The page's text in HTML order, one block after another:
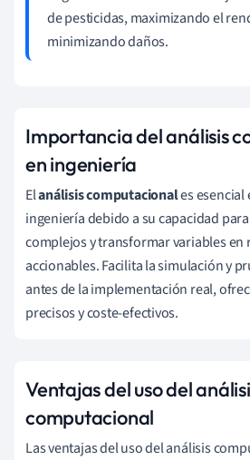
de pesticidas, maximizando el
minimizando daños.
Importancia del análisis
en ingeniería
Elanálisis computacionales esencial
ingeniería debido a su capacidad
complejos y transformar variables en
accionables. Facilita la simulación y
antes de la implementación real,
precisos y coste-efectivos.
Ventajas del uso del
computacional
Las ventajas del uso del análisis